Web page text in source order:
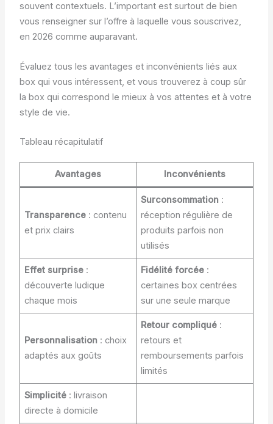
souvent contextuels. L’important est surtout de bien
vous renseigner sur l’offre à laquelle vous souscrivez,
en 2026 comme auparavant.
Évaluez tous les avantages et inconvénients liés aux
box qui vous intéressent, et vous trouverez à coup sûr
la box qui correspond le mieux à vos attentes et à votre
style de vie.
Tableau récapitulatif
Avantages Inconvénients
Transparence : contenu
et prix clairs
Surconsommation :
réception régulière de
produits parfois non
utilisés
Effet surprise :
découverte ludique
chaque mois
Fidélité forcée :
certaines box centrées
sur une seule marque
Personnalisation : choix
adaptés aux goûts
Retour compliqué :
retours et
remboursements parfois
limités
Simplicité : livraison
directe à domicile